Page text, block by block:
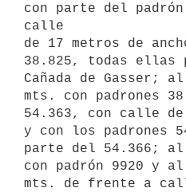
con parte del
calle
de 17 metros de
38.825, todas ellas
Cañada de Gasser;
mts. con padrones
54.363, con calle de
y con los padrones
parte del 54.366; al
con padrón 9920 y
mts. de frente a